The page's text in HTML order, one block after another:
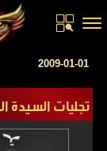
الرئيسية
قصص واقعية
2009-01-01
تجليات السيدة